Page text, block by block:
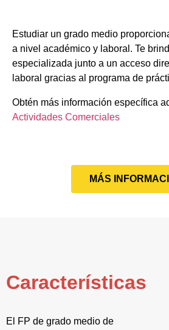
Estudiar un grado medio
a nivel académico y laboral. Te
especializada junto a un acceso
laboral gracias al programa de
Obtén más información específica
Actividades Comerciales
MÁS
Características
El FP de grado medio de